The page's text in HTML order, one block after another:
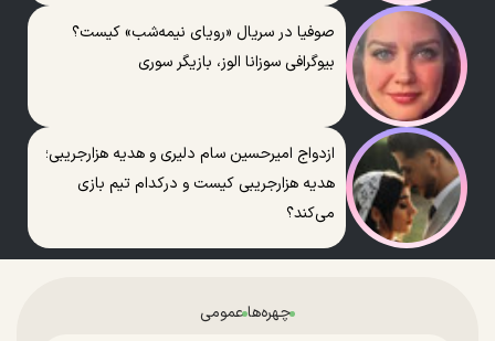
صوفیا در سریال «رویای نیمه‌شب» کیست؟
بیوگرافی سوزانا الوز، بازیگر سوری
ازدواج امیرحسین سام دلیری و هدیه هزارجریبی؛
هدیه هزارجریبی کیست و درکدام تیم بازی
می‌کند؟
چهره‌هاعمومی